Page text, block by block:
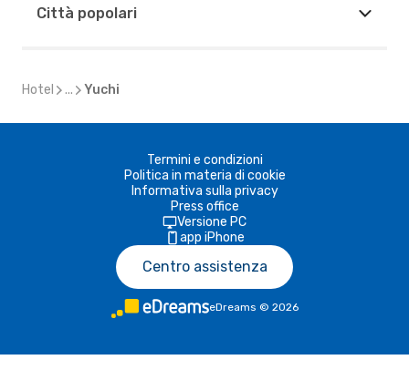
Città popolari
Hotel ... Yuchi
Termini e condizioni
Politica in materia di cookie
Informativa sulla privacy
Press office
Versione PC
app iPhone
Centro assistenza
eDreams © 2026